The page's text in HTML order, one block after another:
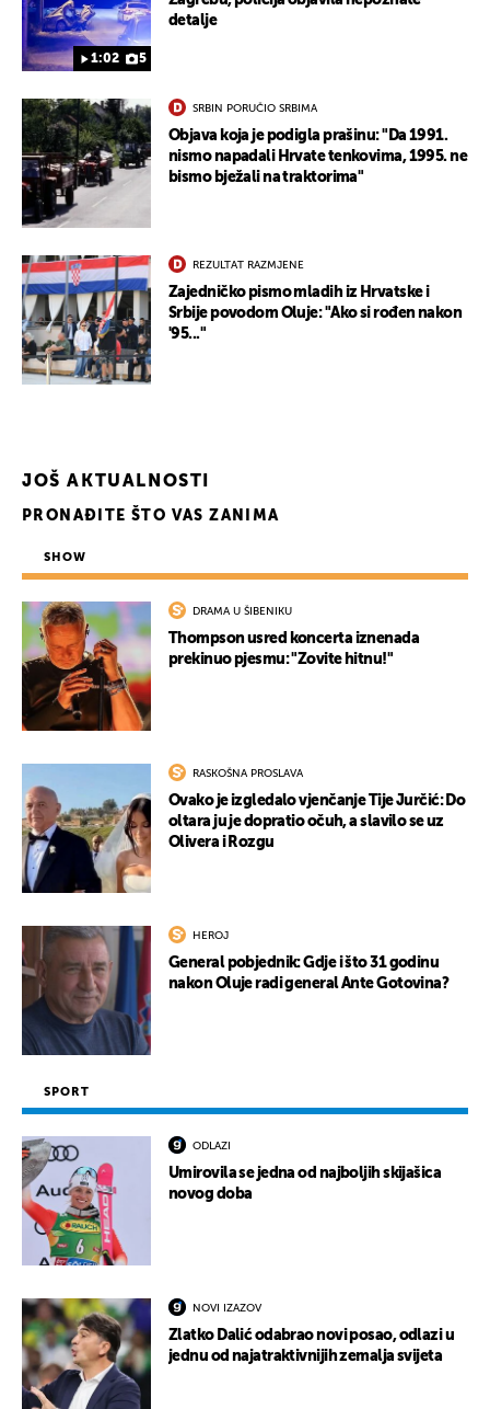
1:02 5
detalje
SRBIN PORUČIO SRBIMA
Objava koja je podigla prašinu: "Da 1991.
nismo napadali Hrvate tenkovima, 1995. ne
bismo bježali na traktorima"
REZULTAT RAZMJENE
Zajedničko pismo mladih iz Hrvatske i
Srbije povodom Oluje: "Ako si rođen nakon
'95..."
JOŠ AKTUALNOSTI
PRONAĐITE ŠTO VAS ZANIMA
SHOW
DRAMA U ŠIBENIKU
Thompson usred koncerta iznenada
prekinuo pjesmu: "Zovite hitnu!"
RASKOŠNA PROSLAVA
Ovako je izgledalo vjenčanje Tije Jurčić: Do
oltara ju je dopratio očuh, a slavilo se uz
Olivera i Rozgu
HEROJ
General pobjednik: Gdje i što 31 godinu
nakon Oluje radi general Ante Gotovina?
SPORT
ODLAZI
Umirovila se jedna od najboljih skijašica
novog doba
NOVI IZAZOV
Zlatko Dalić odabrao novi posao, odlazi u
jednu od najatraktivnijih zemalja svijeta